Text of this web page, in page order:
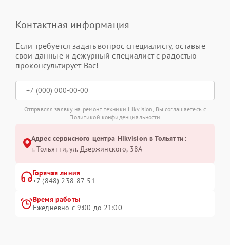
Контактная информация
Если требуется задать вопрос специалисту, оставьте
свои данные и дежурный специалист с радостью
проконсультирует Вас!
Отправляя заявку на ремонт техники Hikvision, Вы соглашаетесь с
Политикой конфиденциальности
Адрес сервисного центра Hikvision в Тольятти:
г. Тольятти, ул. Дзержинского, 38А
Горячая линия
+7 (848) 238-87-51
Время работы
Ежедневно с 9:00 до 21:00